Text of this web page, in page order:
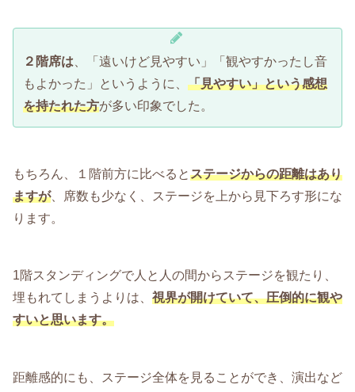
２階席は 、「遠いけど見やすい」「観やすかったし音
もよかった」というように、 「見やすい」という感想
を持たれた方が多い印象でした。
もちろん、１階前方に比べるとステージからの距離はあり
ますが、席数も少なく、ステージを上から見下ろす形にな
ります。
1階スタンディングで人と人の間からステージを観たり、
埋もれてしまうよりは、 視界が開けていて、圧倒的に観や
すいと思います。
距離感的にも、ステージ全体を見ることができ、演出など